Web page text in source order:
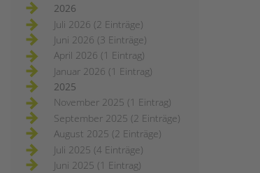
2026
Juli 2026 (2 Einträge)
Juni 2026 (3 Einträge)
April 2026 (1 Eintrag)
Januar 2026 (1 Eintrag)
2025
November 2025 (1 Eintrag)
September 2025 (2 Einträge)
August 2025 (2 Einträge)
Juli 2025 (4 Einträge)
Juni 2025 (1 Eintrag)